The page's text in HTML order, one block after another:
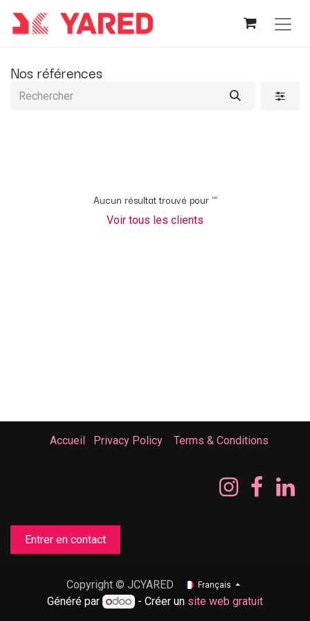
Nos références
Aucun résultat trouvé pour ""
Voir tous les clients
Accueil Privacy Policy Terms & Conditions
Entrer en contact
Copyright © JCYARED Français
Généré par - Créer un site web gratuit